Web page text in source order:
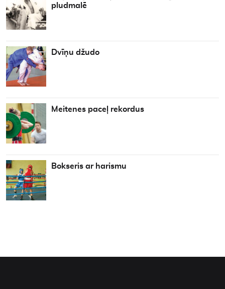
pludmalē
Dvīņu džudo
Meitenes paceļ rekordus
Bokseris ar harismu